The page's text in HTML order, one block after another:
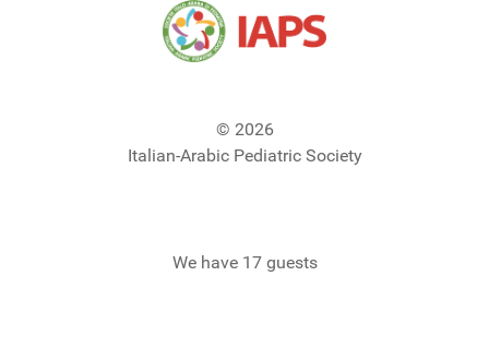
© 2026
Italian-Arabic Pediatric Society
We have 17 guests